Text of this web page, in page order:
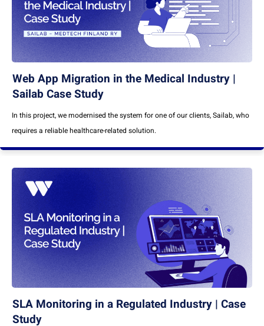
Web App Migration in the Medical Industry |
Sailab Case Study
In this project, we modernised the system for one of our clients, Sailab, who
requires a reliable healthcare-related solution.
SLA Monitoring in a Regulated Industry | Case
Study